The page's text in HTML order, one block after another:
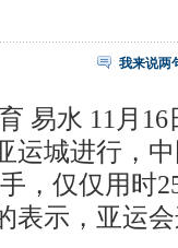
我来说两
易水 11月16
运城进行，
，仅仅用时
表示，亚运